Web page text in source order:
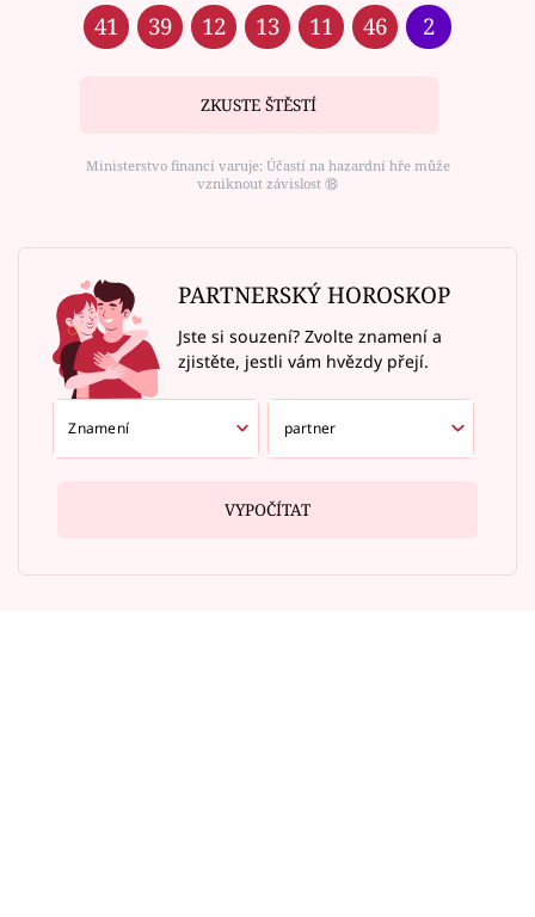
41 39 12 13 11 46 2
ZKUSTE ŠTĚSTÍ
Ministerstvo financí varuje: Účastí na hazardní hře může
vzniknout závislost ⑱
PARTNERSKÝ HOROSKOP
Jste si souzení? Zvolte znamení a
zjistěte, jestli vám hvězdy přejí.
VYPOČÍTAT